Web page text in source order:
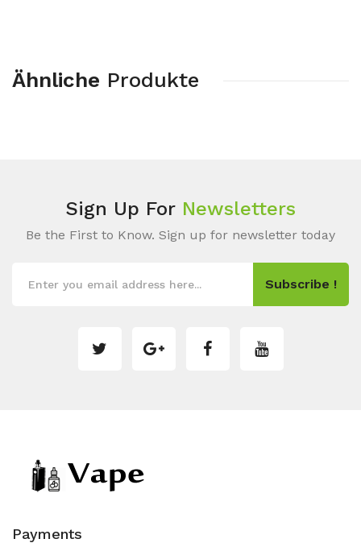
Ähnliche Produkte
Sign Up For Newsletters
Be the First to Know. Sign up for newsletter today
Subscribe !
Payments